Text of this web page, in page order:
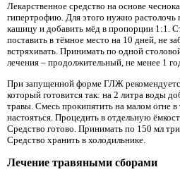
Лекарственное средство на основе
гипертрофию. Для этого нужно растолочь
кашицу и добавить мёд в пропорции 1:1.
поставить в тёмное место на 10 дней, не
встряхивать. Принимать по одной
лечения – продолжительный, не менее 1
При запущенной форме ГЛЖ
который готовится так: на 2 литра воды
травы. Смесь прокипятить на малом огне в
настояться. Процедить в отдельную
Средство готово. Принимать по 150 мл три
Средство хранить в холодильнике.
Лечение травяными сборами